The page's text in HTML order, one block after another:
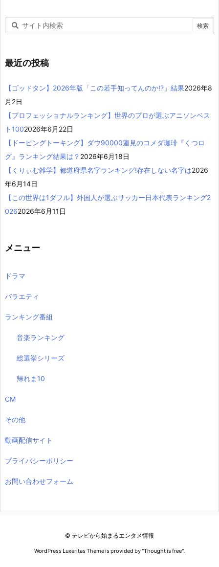
最近の投稿
【ゴッドタン】2026年版「この若手知ってんのか!?」結果2026年8
月2日
【プロフェッショナルランキング】世界のプロが選ぶアニソンベス
ト1002026年6月22日
【ドーピングトーキング】ダウ90000蓮見のコメダ珈琲『くつロ
グ』ランキング結果は？ 2026年6月18日
【くりぃむ雑学】都道府県名字ランキング!存在しない名字は2026
年6月14日
【この世界は1ダフル】外国人が選ぶサッカー日本代表ランキング2
0262026年6月11日
メニュー
ドラマ
バラエティ
ランキング番組
音楽ランキング
総選挙シリーズ
帰れま10
CM
その他
動画配信サイト
プライバシーポリシー
お問い合わせフォーム
© テレビから始まるエンタメ情報
WordPress Luxeritas Theme is provided by "Thought is free".